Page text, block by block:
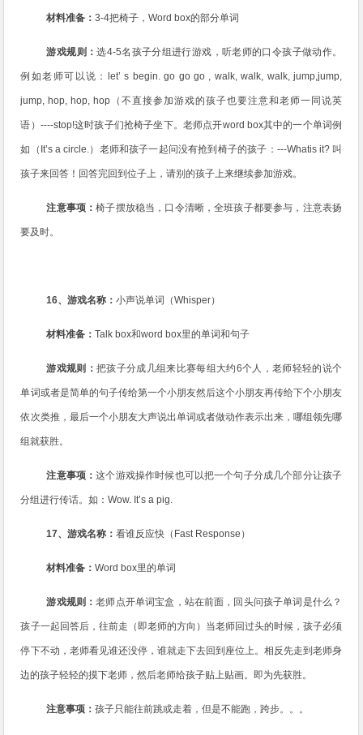
材料准备：3-4把椅子，Word box的部分单词
游戏规则：选4-5名孩子分组进行游戏，听老师的口令孩子做动作。
例如老师可以说： let’ s begin. go go go , walk, walk, walk, jump,jump,
jump, hop, hop, hop （不直接参加游戏的孩子也要注意和老师一同说英
语） ----stop!这时孩子们抢椅子坐下。老师点开word box其中的一个单词例
如（ It’s a circle.）老师和孩子一起问没有抢到椅子的孩子： ---Whatis it? 叫
孩子来回答！回答完回到位子上，请别的孩子上来继续参加游戏。
注意事项：椅子摆放稳当，口令清晰，全班孩子都要参与，注意表扬
要及时。
16、游戏名称：小声说单词（Whisper）
材料准备：Talk box和word box里的单词和句子
游戏规则：把孩子分成几组来比赛每组大约6个人，老师轻轻的说个
单词或者是简单的句子传给第一个小朋友然后这个小朋友再传给下个小朋友
依次类推，最后一个小朋友大声说出单词或者做动作表示出来，哪组领先哪
组就获胜。
注意事项：这个游戏操作时候也可以把一个句子分成几个部分让孩子
分组进行传话。如：Wow. It’s a pig.
17、游戏名称：看谁反应快（ Fast Response ）
材料准备：Word box里的单词
游戏规则：老师点开单词宝盒，站在前面，回头问孩子单词是什么？
孩子一起回答后，往前走（即老师的方向）当老师回过头的时候，孩子必须
停下不动，老师看见谁还没停，谁就走下去回到座位上。相反先走到老师身
边的孩子轻轻的摸下老师，然后老师给孩子贴上贴画。即为先获胜。
注意事项：孩子只能往前跳或走着，但是不能跑，跨步。。。